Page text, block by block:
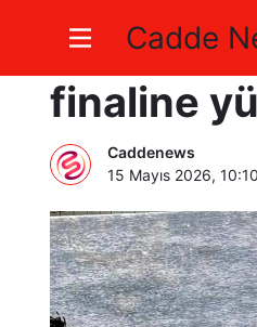
Cadde
Bilecik
finaline
Caddenews
15 Mayıs 2026, 10:10